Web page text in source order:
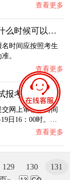
查看更多
幼师资格证在什么时候可以报名
时间应按照考生
。
查看更多
报考时间
网上审核的时间
日16：00时。…
查看更多
129 130
131